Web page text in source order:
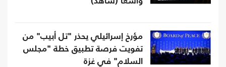
مؤرخ إسرائيلي يحذر "تل أبيب" من
تفويت فرصة تطبيق خطة "مجلس
السلام" في غزة